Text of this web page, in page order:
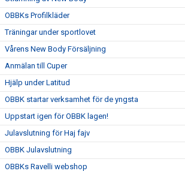
OBBKs Profilkläder
Träningar under sportlovet
Vårens New Body Försäljning
Anmälan till Cuper
Hjälp under Latitud
OBBK startar verksamhet för de yngsta
Uppstart igen för OBBK lagen!
Julavslutning för Haj fajv
OBBK Julavslutning
OBBKs Ravelli webshop